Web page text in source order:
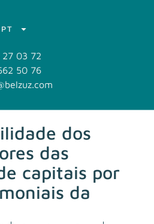
PT
27 03 72
50 76
dos
das
capitais por
da